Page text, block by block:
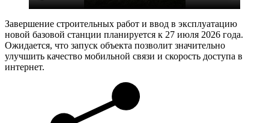
Завершение строительных работ и ввод в эксплуатацию
новой базовой станции планируется к 27 июля 2026 года.
Ожидается, что запуск объекта позволит значительно
улучшить качество мобильной связи и скорость доступа в
интернет.